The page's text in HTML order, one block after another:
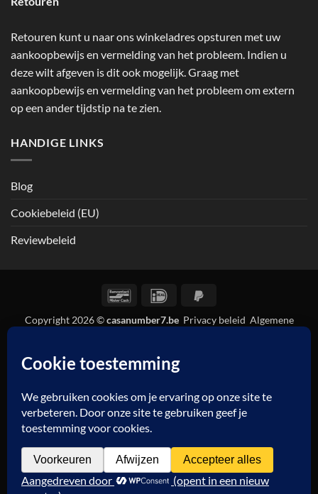
Retouren kunt u naar ons winkeladres opsturen met uw
aankoopbewijs en vermelding van het probleem. Indien u
deze wilt afgeven is dit ook mogelijk. Graag met
aankoopbewijs en vermelding van het probleem om extern
op een ander tijdstip na te zien.
HANDIGE LINKS
Blog
Cookiebeleid (EU)
Reviewbeleid
BancontactIDeal
Copyright 2026 ©casanumber7.be Privacy beleid Algemene